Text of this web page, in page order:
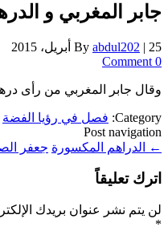
جابر المغربي و
By abdul202 | 25 أبريل، 2015
0 Comment
وقال جابر المغربي من رأى
Category: فصل في رؤيا الفضة
Post navigation
←
الدراهم المكسورة جعفر
اترك تعليقاً
لن يتم نشر عنوان بريدك
*